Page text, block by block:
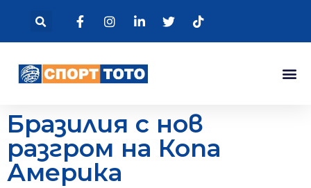
Бразилия с нов
разгром на Копа
Америка